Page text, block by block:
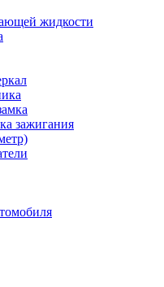
жидкости
зажигания